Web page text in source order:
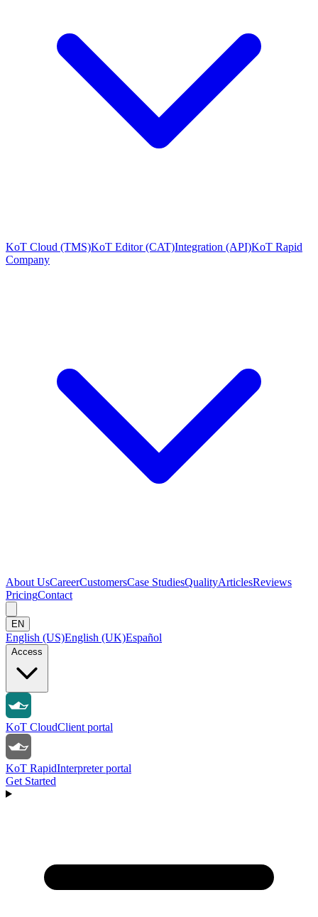
KoT Cloud (TMS)KoT Editor (CAT)Integration (API)KoT Rapid
Company
About UsCareerCustomersCase StudiesQualityArticlesReviews
PricingContact
EN
English (US)English (UK)Español
Access
KoT CloudClient portal
KoT RapidInterpreter portal
Get Started